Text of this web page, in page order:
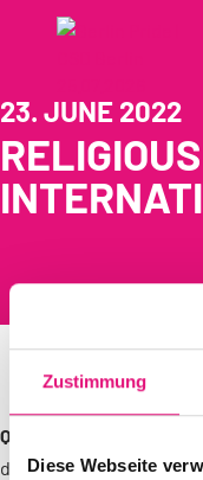
Zustimmung
Diese Webseite
23. JUNE 2022
Queer activists
from
different religions.